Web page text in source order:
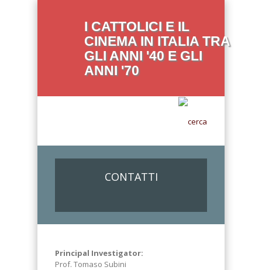
I CATTOLICI E IL
CINEMA IN ITALIA TRA
GLI ANNI '40 E GLI
ANNI '70
CONTATTI
Principal Investigator:
Prof. Tomaso Subini